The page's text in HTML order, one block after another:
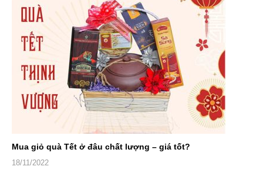
Mua giỏ quà Tết ở đâu chất lượng – giá tốt?
18/11/2022